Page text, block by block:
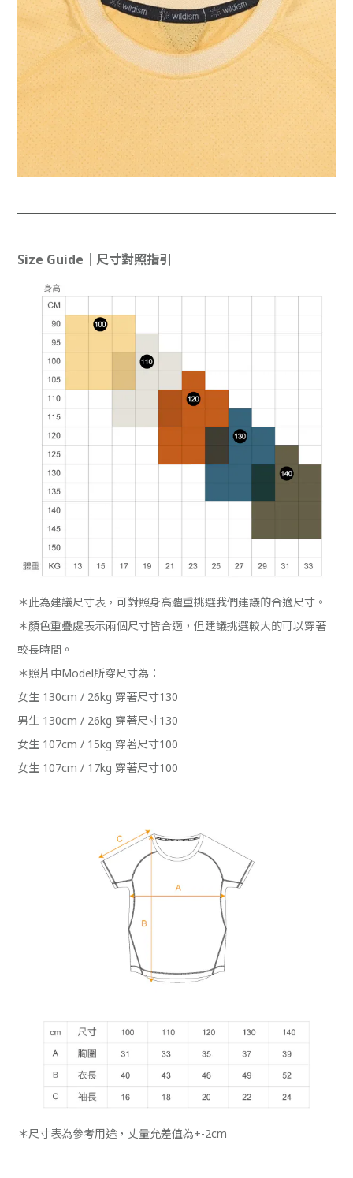
Size Guide｜尺寸對照指引
＊此為建議尺寸表，可對照身高體重挑選我們建議的合適尺寸。
＊顏色重疊處表示兩個尺寸皆合適，但建議挑選較大的可以穿著
較長時間。
＊照片中Model所穿尺寸為：
女生 130cm / 26kg 穿著尺寸130
男生 130cm / 26kg 穿著尺寸130
女生 107cm / 15kg 穿著尺寸100
女生 107cm / 17kg 穿著尺寸100
＊尺寸表為參考用途，丈量允差值為+-2cm